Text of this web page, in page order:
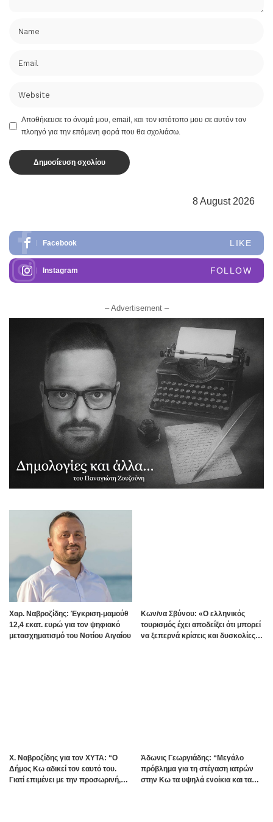
Αποθήκευσε το όνομά μου, email, και τον ιστότοπο μου σε αυτόν τον
πλοηγό για την επόμενη φορά που θα σχολιάσω.
8 August 2026
Facebook LIKE
Instagram FOLLOW
– Advertisement –
Χαρ. Ναβροζίδης: Έγκριση-μαμούθ
12,4 εκατ. ευρώ για τον ψηφιακό
μετασχηματισμό του Νοτίου Αιγαίου
Kων/να Σβύνου: «Ο ελληνικός
τουρισμός έχει αποδείξει ότι μπορεί
να ξεπερνά κρίσεις και δυσκολίες»
Χ. Ναβροζίδης για τον ΧΥΤΑ: “Ο
Δήμος Κω αδικεί τον εαυτό του.
Γιατί επιμένει με την προσωρινή,
Άδωνις Γεωργιάδης: “Μεγάλο
πρόβλημα για τη στέγαση ιατρών
στην Κω τα υψηλά ενοίκια και τα